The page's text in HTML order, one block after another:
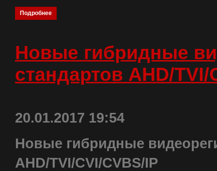
Подробнее
Новые гибридные
стандартов AHD/TVI/
20.01.2017 19:54
Новые гибридные
AHD/TVI/CVI/CVBS/IP